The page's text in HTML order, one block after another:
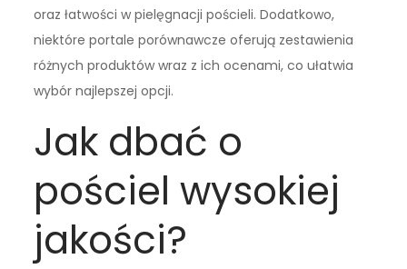
oraz łatwości w pielęgnacji pościeli. Dodatkowo,
niektóre portale porównawcze oferują zestawienia
różnych produktów wraz z ich ocenami, co ułatwia
wybór najlepszej opcji.
Jak dbać o
pościel wysokiej
jakości?